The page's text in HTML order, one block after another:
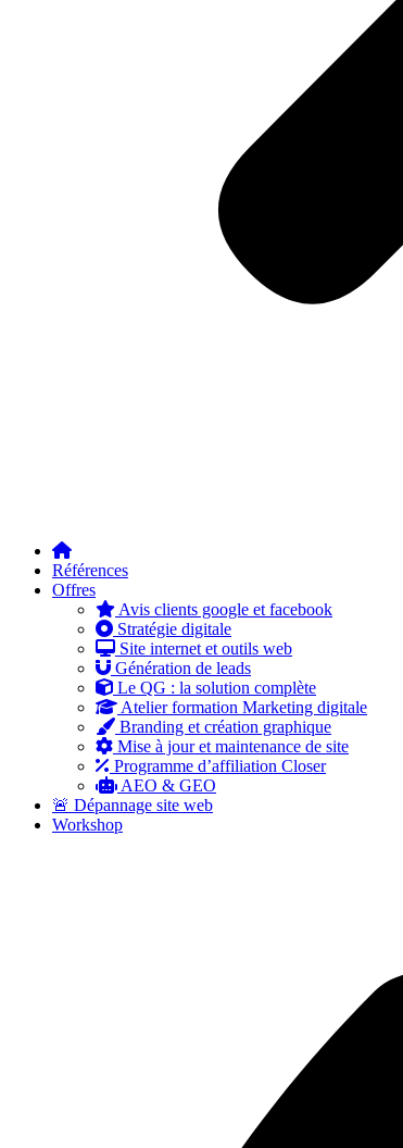
Références
Offres
Avis clients google et facebook
Stratégie digitale
Site internet et outils web
Génération de leads
Le QG : la solution complète
Atelier formation Marketing digitale
Branding et création graphique
Mise à jour et maintenance de site
Programme d’affiliation Closer
AEO & GEO
🚨 Dépannage site web
Workshop